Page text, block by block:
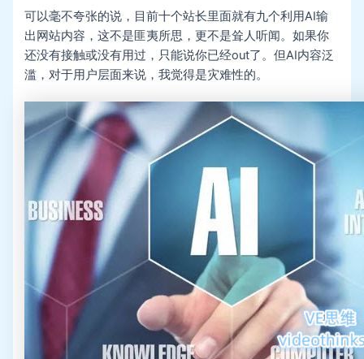
可以毫不夸张的说，目前十个站长里面就有九个利用AI输
出网站内容，这不是匪夷所思，更不是耸人听闻。如果你
还没有接触或没有用过，只能说你已经out了。但AI内容泛
滥，对于用户层面来说，我觉得是灾难性的。